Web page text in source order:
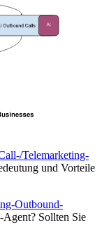
Telemarketing-
und Vorteile
Outbound-
Sollten Sie